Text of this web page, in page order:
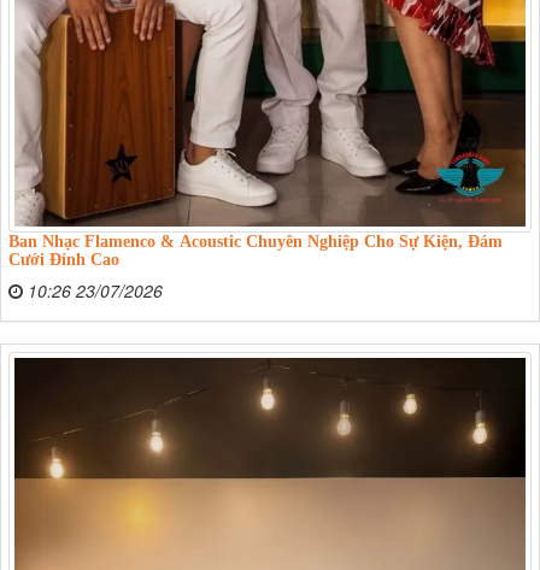
Ban Nhạc Flamenco & Acoustic Chuyên Nghiệp Cho Sự Kiện, Đám
Cưới Đỉnh Cao
10:26 23/07/2026